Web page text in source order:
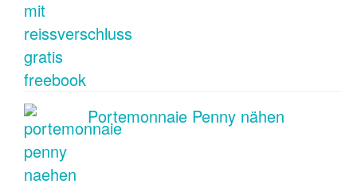
Portemonnaie Penny nähen